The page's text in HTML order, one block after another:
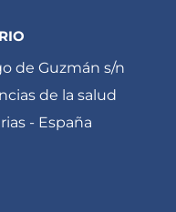
de Guzmán s/n
de la salud
- España